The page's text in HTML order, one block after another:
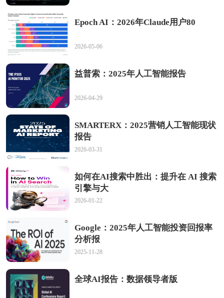
Epoch AI：2026年Claude用户80
2026-05-06
益普索：2025年人工智能报告
2026-04-29
SMARTERX：2025营销人工智能现状
报告
2026-03-31
如何在AI搜索中胜出：提升在 AI 搜索
引擎与大
2026-01-22
Google：2025年人工智能投资回报率
分析报
2025-11-28
全球AI报告：数据领导者版